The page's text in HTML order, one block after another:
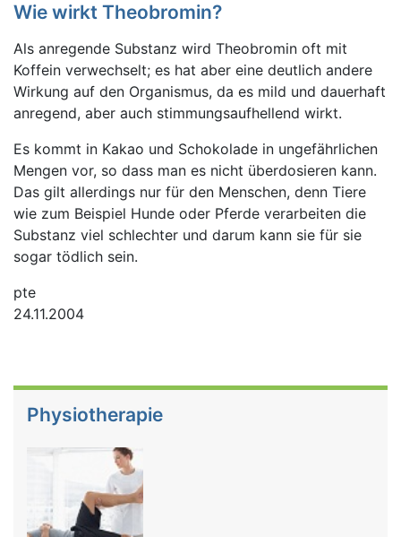
Wie wirkt Theobromin?
Als anregende Substanz wird Theobromin oft mit
Koffein verwechselt; es hat aber eine deutlich andere
Wirkung auf den Organismus, da es mild und dauerhaft
anregend, aber auch stimmungsaufhellend wirkt.
Es kommt in Kakao und Schokolade in ungefährlichen
Mengen vor, so dass man es nicht überdosieren kann.
Das gilt allerdings nur für den Menschen, denn Tiere
wie zum Beispiel Hunde oder Pferde verarbeiten die
Substanz viel schlechter und darum kann sie für sie
sogar tödlich sein.
pte
24.11.2004
Physiotherapie